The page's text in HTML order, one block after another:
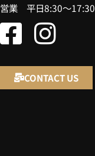
営業 平日8:30～17:30
CONTACT US